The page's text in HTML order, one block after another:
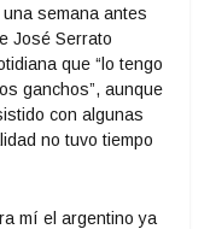
semana antes
José Serrato
que “lo tengo
ganchos”, aunque
con algunas
no tuvo tiempo
mí el argentino ya